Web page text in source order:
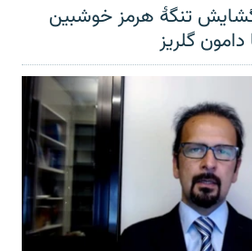
تنگهٔ هرمز خوشبین
گلریز